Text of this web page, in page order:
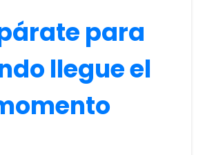
para
llegue el